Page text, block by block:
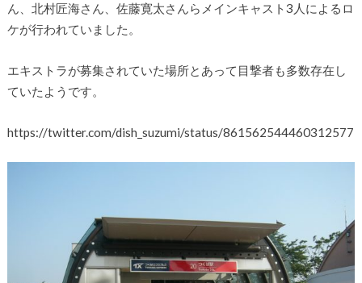
ん、北村匠海さん、佐藤寛太さんらメインキャスト3人によるロ
ケが行われていました。
エキストラが募集されていた場所とあって目撃者も多数存在し
ていたようです。
https://twitter.com/dish_suzumi/status/861562544460312577